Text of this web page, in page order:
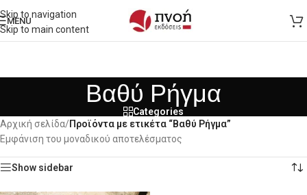
Skip to navigation
Skip to main content
MENU
Βαθύ Ρήγμα
Categories
Αρχική σελίδα/Προϊόντα με ετικέτα “Βαθύ Ρήγμα”
Εμφάνιση του μοναδικού αποτελέσματος
Show sidebar